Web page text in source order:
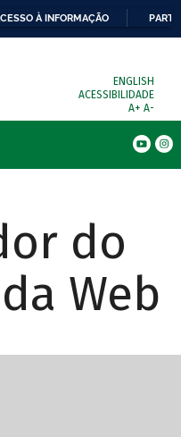
À INFORMAÇÃO
ENGLISH
ACESSIBILIDADE
A+ A-
do
Web